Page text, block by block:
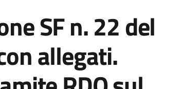
SF n. 22 del
allegati.